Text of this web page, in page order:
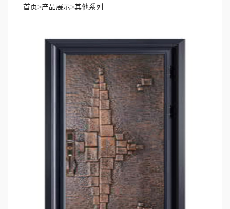
首页>产品展示>其他系列